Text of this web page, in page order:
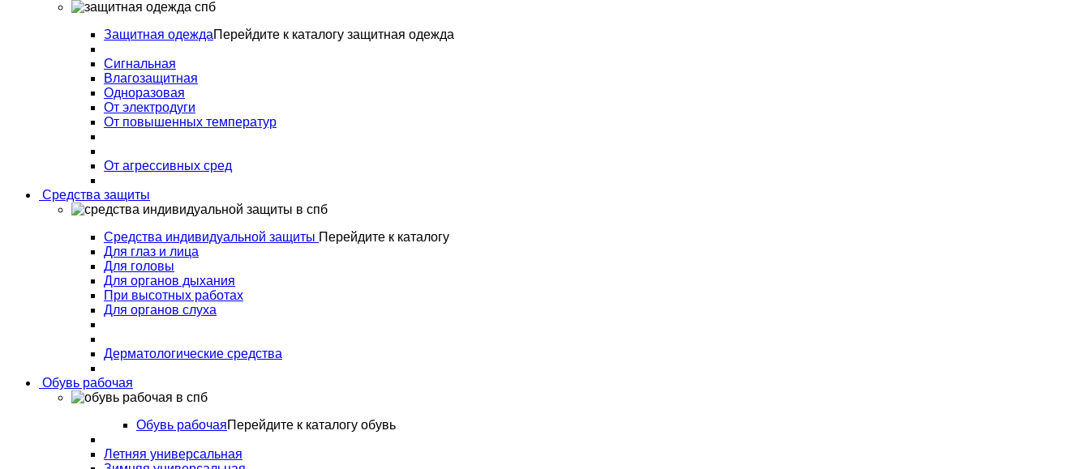
Защитная одеждаПерейдите к каталогу защитная одежда
Сигнальная
Влагозащитная
Одноразовая
От электродуги
От повышенных температур
От агрессивных сред
Средства защиты
Средства индивидуальной защиты Перейдите к каталогу
Для глаз и лица
Для головы
Для органов дыхания
При высотных работах
Для органов слуха
Дерматологические средства
Обувь рабочая
Обувь рабочаяПерейдите к каталогу обувь
Летняя универсальная